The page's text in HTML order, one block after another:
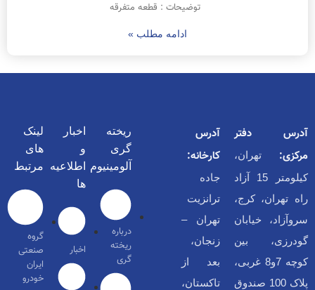
توضیحات : قطعه متفرقه
ادامه مطلب »
آدرس دفتر
مرکزی: تهران،
کیلومتر 15 آزاد
راه تهران، کرج،
سروآزاد، خیابان
گودرزی، بین
کوچه 7و8 غربی،
پلاک 100 صندوق
آدرس
کارخانه:
جاده
ترانزیت
تهران –
زنجان،
بعد از
تاکستان،
ریخته
گری
آلومینیوم
درباره
ریخته
گری
اخبار
و
اطلاعیه
ها
اخبار
لینک
های
مرتبط
گروه
صنعتی
ایران
خودرو